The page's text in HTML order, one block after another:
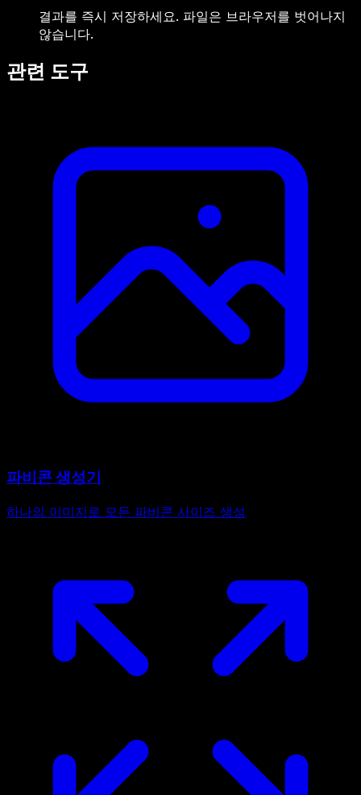
결과를 즉시 저장하세요. 파일은 브라우저를 벗어나지
않습니다.
관련 도구
파비콘 생성기
하나의 이미지로 모든 파비콘 사이즈 생성